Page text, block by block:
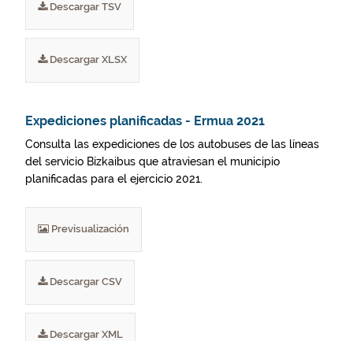
Descargar TSV
Descargar XLSX
Expediciones planificadas - Ermua 2021
Consulta las expediciones de los autobuses de las líneas
del servicio Bizkaibus que atraviesan el municipio
planificadas para el ejercicio 2021.
Previsualización
Descargar CSV
Descargar XML